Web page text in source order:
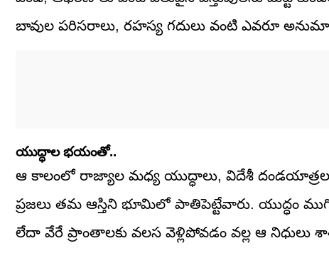
బావుల పరిసరాలు, రహస్య గదులు వంటి ఎవరూ
యుద్ధాల భయంతో..
ఆ కాలంలో రాజ్యాల మధ్య యుద్ధాలు, విదేశీ దండయాత్రలు
ప్రజలు తమ ఆస్తిని భూమిలో పాతిపెట్టేవారు. యుద్ధం
లేదా వేరే ప్రాంతాలకు వలస వెళ్లిపోవడం వల్ల ఆ